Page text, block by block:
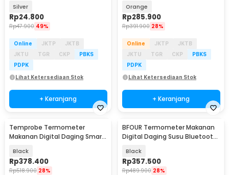
Silver
Rp24.800
Rp47.900 49%
Online JKTP
JKTB
JKTU
TGR CKP
PBKS
PDPK
Lihat Ketersediaan Stok
+ Keranjang
TP40
Orange
Rp285.900
Rp391.900 28%
Online JKTP
JKTB
JKTU
TGR CKP
PBKS
PDPK
Lihat Ketersediaan Stok
+ Keranjang
Temprobe Termometer
Makanan Digital Daging Smart
Black
Rp378.400
Rp518.900 28%
BFOUR Termometer Makanan
Digital Daging Susu Bluetooth
Black
Rp357.500
Rp489.900 28%